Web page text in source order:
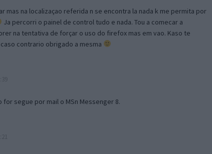
mas na localizaçao referida n se encontra la nada k me permita por
Ja percorri o painel de control tudo e nada. Tou a comecar a
na tentativa de forçar o uso do firefox mas em vao. Kaso te
contrario obrigado a mesma
for segue por mail o MSn Messenger 8.